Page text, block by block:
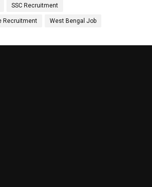
SSC Recruitment
Recruitment West Bengal Job